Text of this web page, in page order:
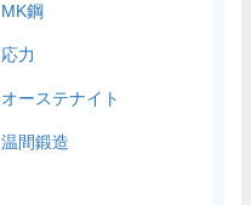
MK鋼
応力
オーステナイト
温間鍛造